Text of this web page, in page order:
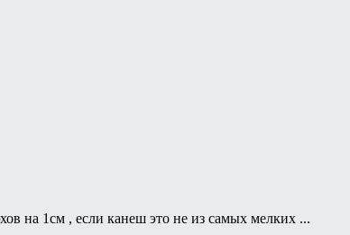
на 1см , если канеш это не из самых мелких ...